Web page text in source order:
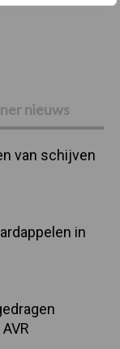
nieuws
van schijven
in